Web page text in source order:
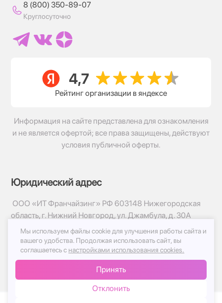
8 (800) 350-89-07
Круглосуточно
Рейтинг организации в яндексе
Информация на сайте представлена для ознакомления
и не является офертой; все права защищены, действуют
условия публичной оферты.
Юридический адрес
ООО «ИТ Франчайзинг» РФ 603148 Нижегородская
область, г. Нижний Новгород, ул. Джамбула, д. 30А
© 2017-2026г, База Цветов 24.ру
Политика конфиденциальности
Публичная оферта
Мы используем файлы cookie для улучшения работы сайта и
вашего удобства. Продолжая использовать сайт, вы
соглашаетесь с настройками использования cookies.
Принять
Отклонить